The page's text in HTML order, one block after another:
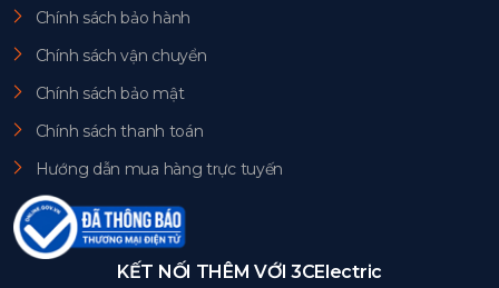
Chính sách bảo hành
Chính sách vận chuyển
Chính sách bảo mật
Chính sách thanh toán
Hướng dẫn mua hàng trực tuyến
KẾT NỐI THÊM VỚI 3CElectric